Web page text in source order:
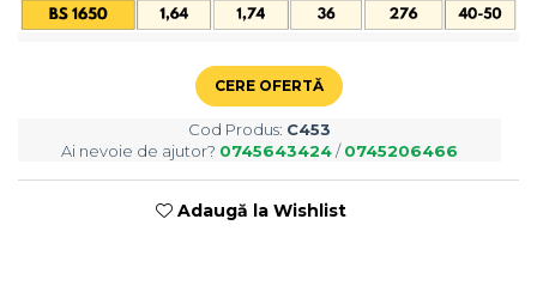
Remorci Împrăștiat Gunoi
Semănători Păioase
CERE OFERTĂ
Cod Produs: C453
Ai nevoie de ajutor? 0745643424/0745206466
Adaugă la Wishlist